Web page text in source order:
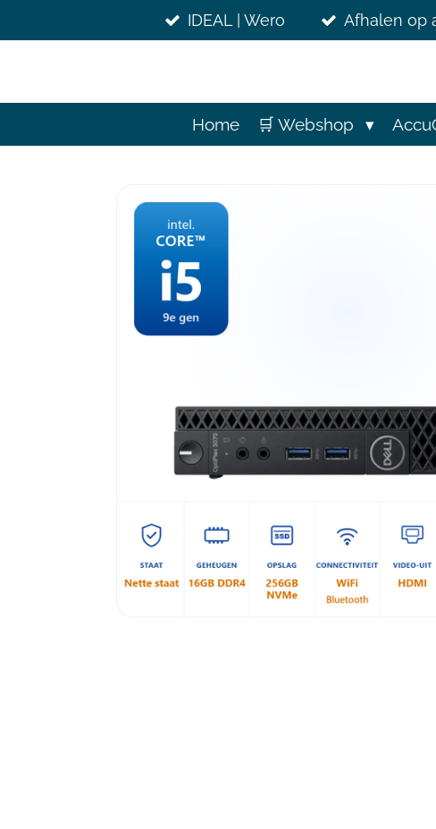
direct
IDEAL | Wero Afhalen op
Home 🛒 Webshop